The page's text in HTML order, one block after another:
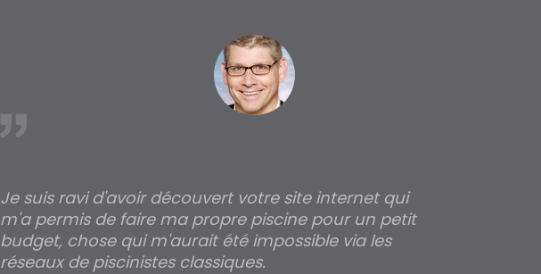
Je suis ravi d'avoir découvert votre site internet qui
m'a permis de faire ma propre piscine pour un petit
budget, chose qui m'aurait été impossible via les
réseaux de piscinistes classiques.